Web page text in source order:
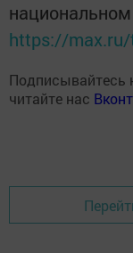
https://
Подписывайтесь
читайте нас